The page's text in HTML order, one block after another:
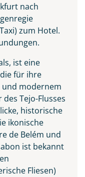
nach
zum Hotel.
ist eine
für ihre
und modernem
Tejo-Flusses
historische
ikonische
de Belém und
ist bekannt
Fliesen)